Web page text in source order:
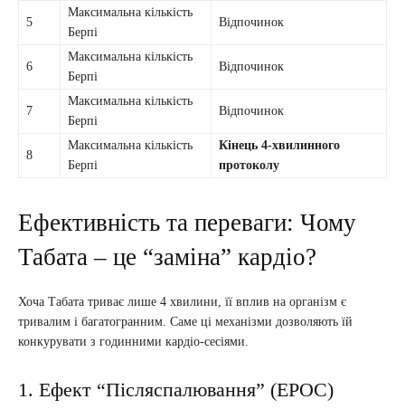
5
Максимальна кількість
Берпі
Відпочинок
6
Максимальна кількість
Берпі
Відпочинок
7
Максимальна кількість
Берпі
Відпочинок
8
Максимальна кількість
Берпі
Кінець 4-хвилинного
протоколу
Ефективність та переваги: Чому
Табата – це “заміна” кардіо?
Хоча Табата триває лише 4 хвилини, її вплив на організм є
тривалим і багатогранним. Саме ці механізми дозволяють їй
конкурувати з годинними кардіо-сесіями.
1. Ефект “Післяспалювання” (EPOC)